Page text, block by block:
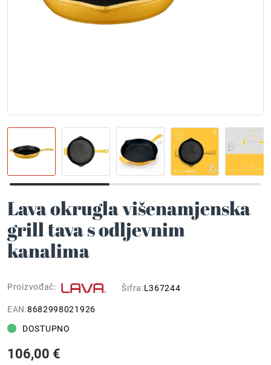
Lava okrugla višenamjenska
grill tava s odljevnim
kanalima
Proizvođač: Šifra:L367244
EAN:8682998021926
DOSTUPNO
106,00 €